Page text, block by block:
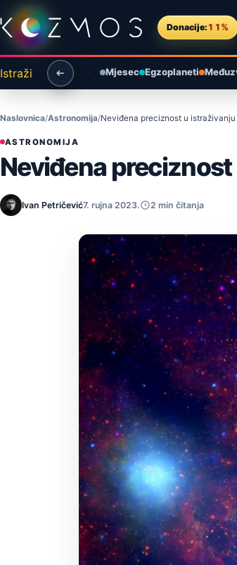
Preskoči na sadržaj
Donacije: 11%
Istraži Mjesec Egzoplaneti
Naslovnica Astronomija Neviđena preciznost u
ASTRONOMIJA
Neviđena
Ivan Petričević7. rujna 2023. 2 min čitanja